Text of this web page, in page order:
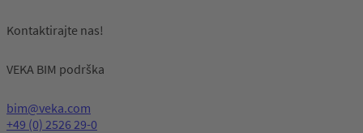
Kontaktirajte nas!
VEKA BIM podrška
bim@veka.com
+49 (0) 2526 29-0